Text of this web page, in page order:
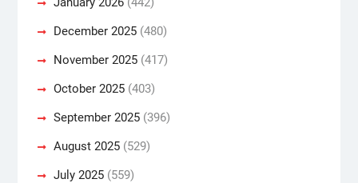
December 2025(480)
November 2025(417)
October 2025(403)
September 2025(396)
August 2025(529)
July 2025(559)